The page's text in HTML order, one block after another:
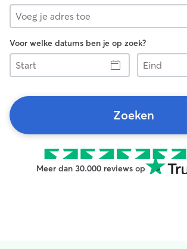
Voor welke datums ben je op zoek?
Start
Eind
Zoeken
Meer dan 30.000 reviews op